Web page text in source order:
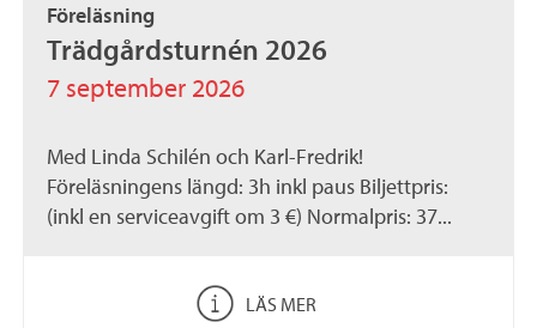
Föreläsning
Trädgårdsturnén 2026
7 september 2026
Med Linda Schilén och Karl-Fredrik!
Föreläsningens längd: 3h inkl paus Biljettpris:
(inkl en serviceavgift om 3 €) Normalpris: 37...
LÄS MER